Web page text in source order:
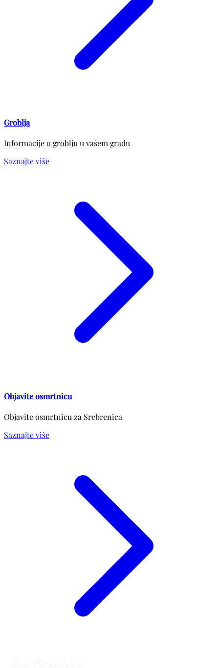
Groblja
Informacije o groblju u vašem gradu
Saznajte više
Objavite osmrtnicu
Objavite osmrtnicu za Srebrenica
Saznajte više